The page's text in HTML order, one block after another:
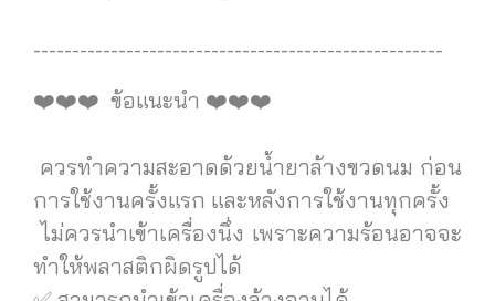
-----------------------------------------------------
️️️❤️❤️❤️ ข้อแนะนำ ️️️❤️❤️❤️
️ ควรทำความสะอาดด้วยน้ำยาล้างขวดนม ก่อน
การใช้งานครั้งแรก และหลังการใช้งานทุกครั้ง
️ ไม่ควรนำเข้าเครื่องนึ่ง เพราะความร้อนอาจจะ
ทำให้พลาสติกผิดรูปได้